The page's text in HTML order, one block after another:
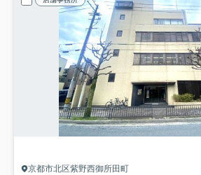
京都市北区紫野西御所田町